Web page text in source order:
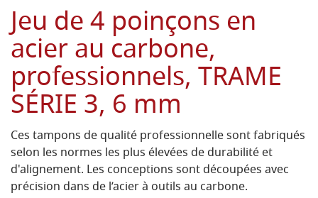
Jeu de 4 poinçons en
acier au carbone,
professionnels, TRAME
SÉRIE 3, 6 mm
Ces tampons de qualité professionnelle sont fabriqués
selon les normes les plus élevées de durabilité et
d'alignement. Les conceptions sont découpées avec
précision dans de l’acier à outils au carbone.